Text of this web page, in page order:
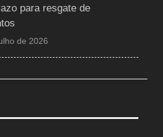
para resgate de
de 2026